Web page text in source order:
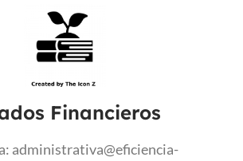
Financieros
administrativa@eficiencia-